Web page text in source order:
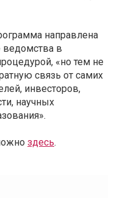
направлена
ведомства в
«но тем не
связь от самих
инвесторов,
научных
здесь.